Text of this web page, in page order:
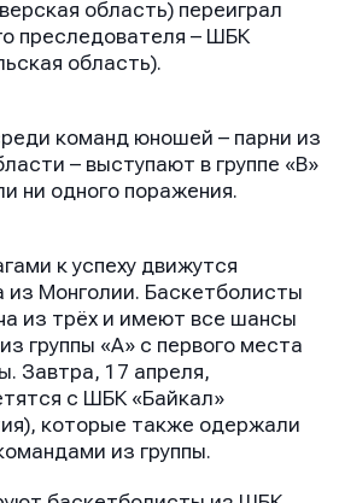
область) переиграл
преследователя – ШБК
область).
команд юношей – парни из
– выступают в группе «B»
ни одного поражения.
к успеху движутся
из Монголии. Баскетболисты
из трёх и имеют все шансы
группы «A» с первого места
Завтра, 17 апреля,
с ШБК «Байкал»
которые также одержали
из группы.